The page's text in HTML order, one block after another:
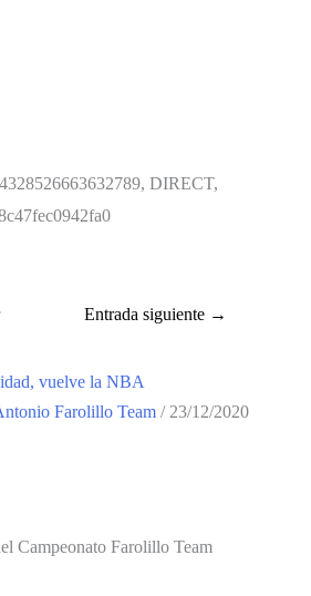
DIRECT,
Entrada siguiente →
vuelve la NBA
Farolillo Team / 23/12/2020
Campeonato Farolillo Team